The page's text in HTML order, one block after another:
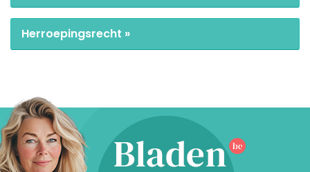
Herroepingsrecht »